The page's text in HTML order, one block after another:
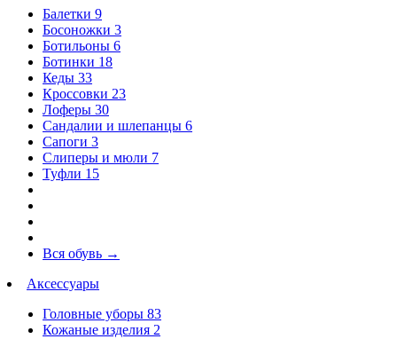
Балетки 9
Босоножки 3
Ботильоны 6
Ботинки 18
Кеды 33
Кроссовки 23
Лоферы 30
Сандалии и шлепанцы 6
Сапоги 3
Слиперы и мюли 7
Туфли 15
Вся обувь →
Аксессуары
Головные уборы 83
Кожаные изделия 2